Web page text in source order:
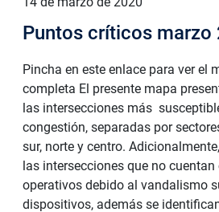
Puntos críticos marzo
Pincha en este enlace para ver el
completa El presente mapa
las intersecciones más
congestión, separadas por
sur, norte y centro.
las intersecciones que no
operativos debido al vandalismo
dispositivos, además se